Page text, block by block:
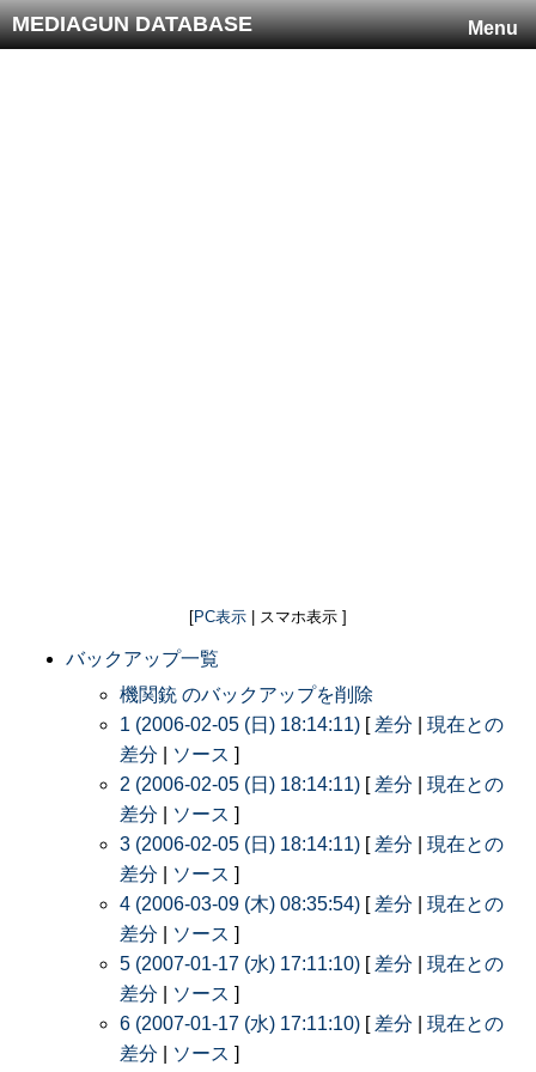
Menu
MEDIAGUN DATABASE
[PC表示 | スマホ表示 ]
バックアップ一覧
機関銃 のバックアップを削除
1 (2006-02-05 (日) 18:14:11) [ 差分
現在との
差分
ソース ]
2 (2006-02-05 (日) 18:14:11) [ 差分
現在との
差分
ソース ]
3 (2006-02-05 (日) 18:14:11) [ 差分
現在との
差分
ソース ]
4 (2006-03-09 (木) 08:35:54) [ 差分
現在との
差分
ソース ]
5 (2007-01-17 (水) 17:11:10) [ 差分
現在との
差分
ソース ]
6 (2007-01-17 (水) 17:11:10) [ 差分
現在との
差分
ソース ]